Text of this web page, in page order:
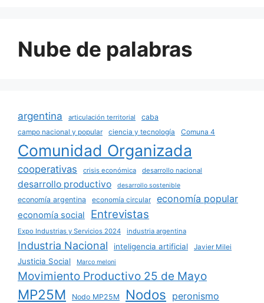
Nube de palabras
argentina articulación territorial
caba
campo nacional y popular
ciencia y tecnología Comuna 4
Comunidad Organizada
cooperativas crisis económica desarrollo nacional
desarrollo productivo desarrollo sostenible
economía argentina economía circular economía popular
economía social Entrevistas
Expo Industrias y Servicios 2024 industria argentina
Industria Nacional inteligencia artificial Javier Milei
Justicia Social Marco meloni
Movimiento Productivo 25 de Mayo
MP25M Nodo MP25M Nodos peronismo